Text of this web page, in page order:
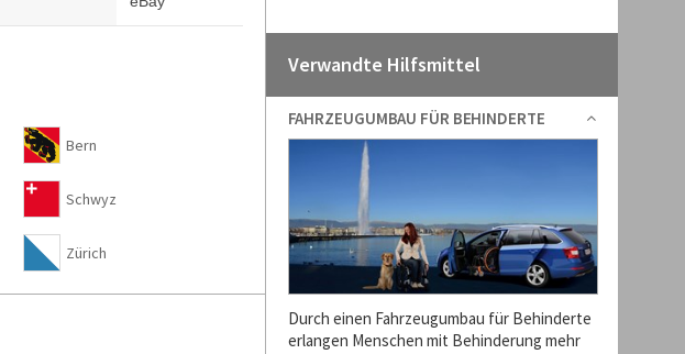
Bern
Schwyz
Zürich
Verwandte Hilfsmittel
FAHRZEUGUMBAU FÜR BEHINDERTE
Durch einen Fahrzeugumbau für Behinderte
erlangen Menschen mit Behinderung mehr